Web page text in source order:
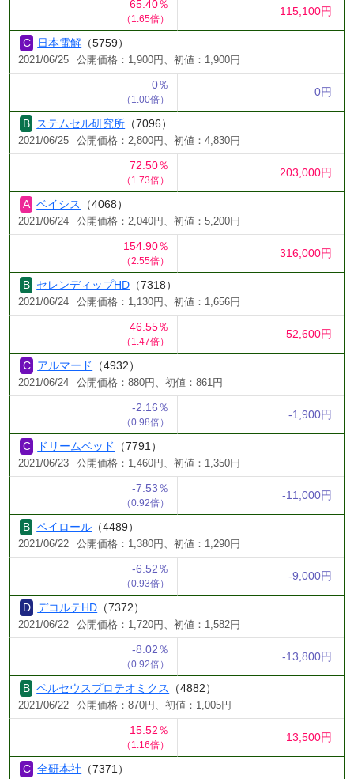
65.40％
（1.65倍）
115,100円
日本電解 （5759）
2021/06/25 公開価格：1,900円、初値：1,900円
0％
（1.00倍）
0円
ステムセル研究所 （7096）
2021/06/25 公開価格：2,800円、初値：4,830円
72.50％
（1.73倍）
203,000円
ベイシス （4068）
2021/06/24 公開価格：2,040円、初値：5,200円
154.90％
（2.55倍）
316,000円
セレンディップHD （7318）
2021/06/24 公開価格：1,130円、初値：1,656円
46.55％
（1.47倍）
52,600円
アルマード （4932）
2021/06/24 公開価格：880円、初値：861円
-2.16％
（0.98倍）
-1,900円
ドリームベッド （7791）
2021/06/23 公開価格：1,460円、初値：1,350円
-7.53％
（0.92倍）
-11,000円
ペイロール （4489）
2021/06/22 公開価格：1,380円、初値：1,290円
-6.52％
（0.93倍）
-9,000円
デコルテHD （7372）
2021/06/22 公開価格：1,720円、初値：1,582円
-8.02％
（0.92倍）
-13,800円
ペルセウスプロテオミクス （4882）
2021/06/22 公開価格：870円、初値：1,005円
15.52％
（1.16倍）
13,500円
全研本社 （7371）